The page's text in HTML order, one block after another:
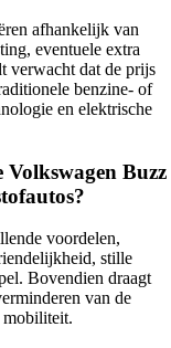
afhankelijk van
eventuele extra
verwacht dat de prijs
benzine- of
en elektrische
Volkswagen Buzz
voordelen,
stille
Bovendien draagt
van de
mobiliteit.